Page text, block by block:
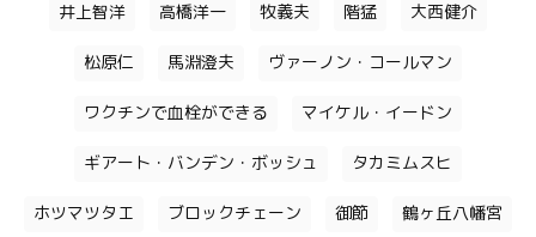
井上智洋 高橋洋一 牧義夫 階猛 大西健介
松原仁 馬淵澄夫 ヴァーノン・コールマン
ワクチンで血栓ができる マイケル・イードン
ギアート・バンデン・ボッシュ タカミムスヒ
ホツマツタエ ブロックチェーン 御節 鶴ヶ丘八幡宮